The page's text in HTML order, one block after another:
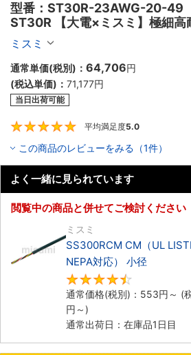
型番：ST30R-23AWG-20-49
ST30R 【大電×ミスミ】極細高
ル（シールド無・有）
ミスミ
通常単価(税別)： 64,706円
(税込単価)： 71,177円
当日出荷可能
平均満足度5.0
この商品のレビューをみる（1件）
よく一緒に見られています
閲覧中の商品と併せてご検討ください
ミスミ
SS300RCM CM（UL
NEPA対応） 小径
通常価格(税別)： 553円 ～ (
円 ～)
通常出荷日：在庫品1日目